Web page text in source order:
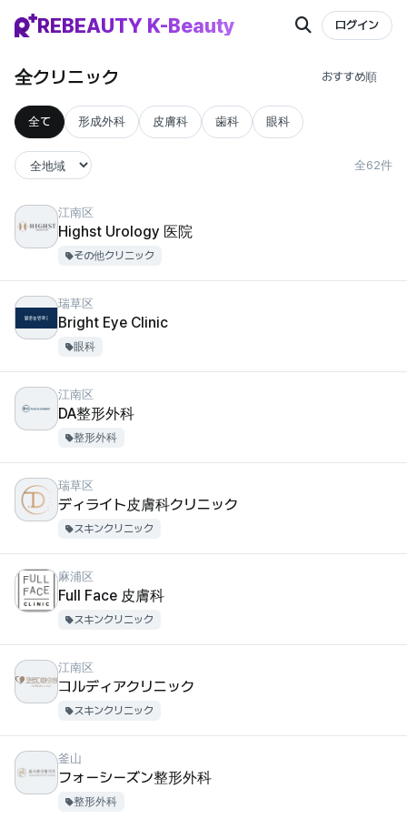
REBEAUTY K-Beauty ログイン
全クリニック
全て 形成外科 皮膚科 歯科 眼科
全62件
江南区
Highst Urology 医院
その他クリニック
瑞草区
Bright Eye Clinic
眼科
江南区
DA整形外科
整形外科
瑞草区
ディライト皮膚科クリニック
スキンクリニック
麻浦区
Full Face 皮膚科
スキンクリニック
江南区
コルディアクリニック
スキンクリニック
釜山
フォーシーズン整形外科
整形外科